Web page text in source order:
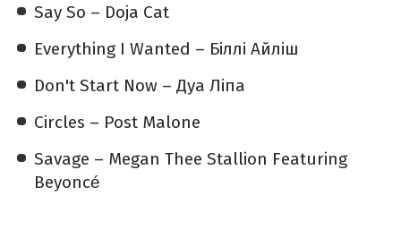
Say So – Doja Cat
Everything I Wanted – Біллі Айліш
Don't Start Now – Дуа Ліпа
Circles – Post Malone
Savage – Megan Thee Stallion Featuring
Beyoncé